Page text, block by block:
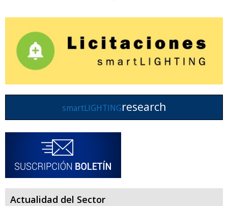
smartLIGHTINGresearch
Actualidad del Sector